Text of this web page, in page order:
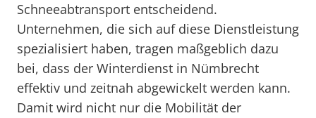
Schneeabtransport entscheidend.
Unternehmen, die sich auf diese Dienstleistung
spezialisiert haben, tragen maßgeblich dazu
bei, dass der Winterdienst in Nümbrecht
effektiv und zeitnah abgewickelt werden kann.
Damit wird nicht nur die Mobilität der